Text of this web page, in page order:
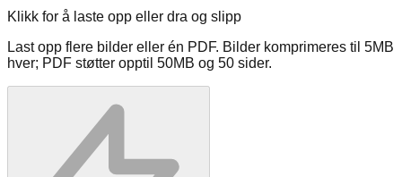
Klikk for å laste opp eller dra og slipp
Last opp flere bilder eller én PDF. Bilder komprimeres til 5MB
hver; PDF støtter opptil 50MB og 50 sider.